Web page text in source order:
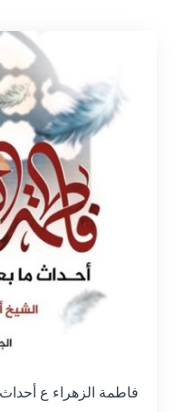
الأحدث
فاطمة الزهراء ع أحداث